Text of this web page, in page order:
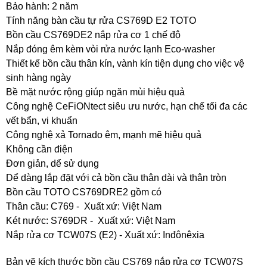
Bảo hành: 2 năm
Tính năng bàn cầu tự rửa CS769D E2 TOTO
Bồn cầu CS769DE2 nắp rửa cơ 1 chế độ
Nắp đóng êm kèm vòi rửa nước lạnh Eco-washer
Thiết kế bồn cầu thân kín, vành kín tiện dụng cho việc vệ
sinh hàng ngày
Bề mặt nước rộng giúp ngăn mùi hiệu quả
Công nghệ CeFiONtect siêu ưu nước, hạn chế tối đa các
vết bẩn, vi khuẩn
Công nghệ xả Tornado êm, mạnh mẽ hiệu quả
Không cần điện
Đơn giản, dể sử dụng
Dể dàng lắp đặt với cả bồn cầu thân dài và thân tròn
Bồn cầu TOTO CS769DRE2 gồm có
Thân cầu: C769 - Xuất xứ: Việt Nam
Két nước: S769DR - Xuất xứ: Việt Nam
Nắp rửa cơ TCW07S (E2) - Xuất xứ: Inđônêxia
Bản vẽ kích thước bồn cầu CS769 nắp rửa cơ TCW07S